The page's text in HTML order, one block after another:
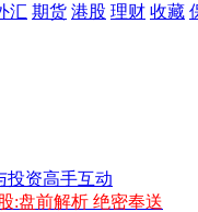
汇 期货 港股 理财 收藏
投资高手互动
:盘前解析 绝密奉送